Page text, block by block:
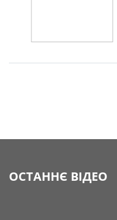
ОСТАННЄ ВІДЕО